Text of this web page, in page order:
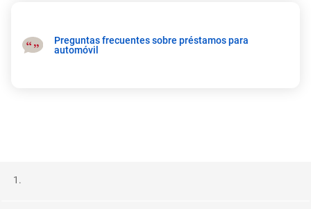
Preguntas frecuentes sobre préstamos para
automóvil